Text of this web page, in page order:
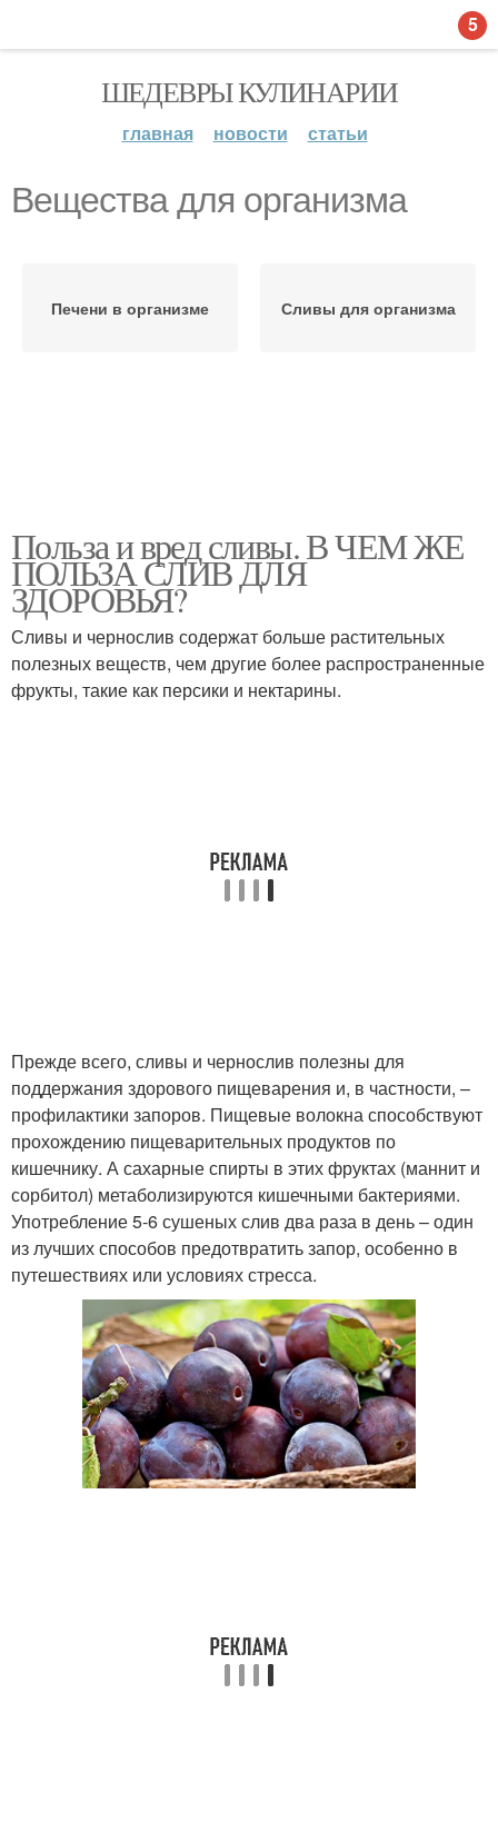
ШЕДЕВРЫ КУЛИНАРИИ
главная новости статьи
Вещества для организма
Печени в организме Сливы для организма
Польза и вред сливы. В ЧЕМ ЖЕ
ПОЛЬЗА СЛИВ ДЛЯ
ЗДОРОВЬЯ?
Сливы и чернослив содержат больше растительных
полезных веществ, чем другие более распространенные
фрукты, такие как персики и нектарины.
Прежде всего, сливы и чернослив полезны для
поддержания здорового пищеварения и, в частности, –
профилактики запоров. Пищевые волокна способствуют
прохождению пищеварительных продуктов по
кишечнику. А сахарные спирты в этих фруктах (маннит и
сорбитол) метаболизируются кишечными бактериями.
Употребление 5-6 сушеных слив два раза в день – один
из лучших способов предотвратить запор, особенно в
путешествиях или условиях стресса.
5